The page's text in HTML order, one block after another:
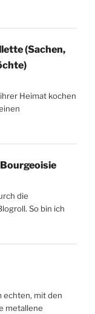
(Sachen,
Heimat kochen
die
So bin ich
echten, mit den
metallene